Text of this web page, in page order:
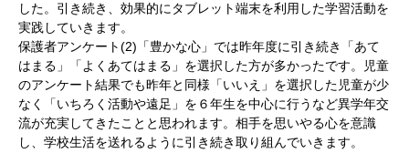
した。引き続き、効果的にタブレット端末を利用した学習活動を
実践していきます。
保護者アンケート(2)「豊かな心」では昨年度に引き続き「あて
はまる」「よくあてはまる」を選択した方が多かったです。児童
のアンケート結果でも昨年と同様「いいえ」を選択した児童が少
なく「いちろく活動や遠足」を６年生を中心に行うなど異学年交
流が充実してきたことと思われます。相手を思いやる心を意識
し、学校生活を送れるように引き続き取り組んでいきます。